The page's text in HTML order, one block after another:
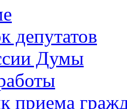
депутатов
Думы
приема